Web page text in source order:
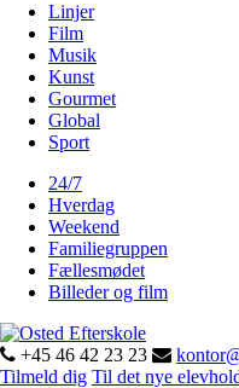
Linjer
Film
Musik
Kunst
Gourmet
Global
Sport
24/7
Hverdag
Weekend
Familiegruppen
Fællesmødet
Billeder og film
+45 46 42 23 23
Tilmeld dig Til det nye